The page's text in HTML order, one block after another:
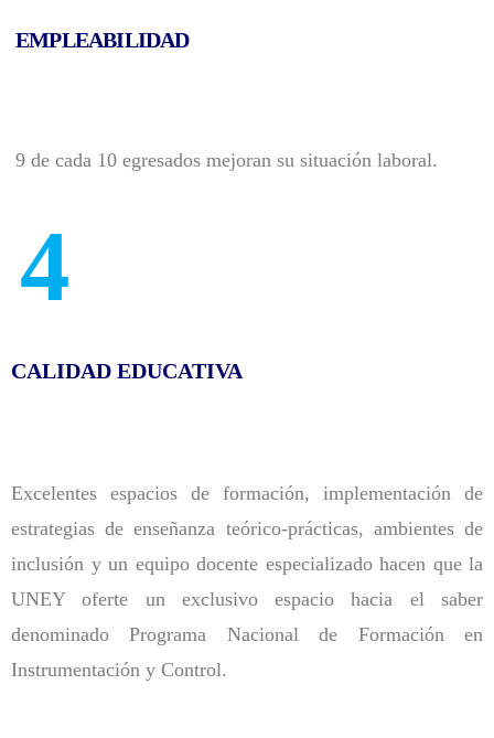
EMPLEABILIDAD
9 de cada 10 egresados mejoran su situación laboral.
4
CALIDAD EDUCATIVA
Excelentes espacios de formación, implementación de
estrategias de enseñanza teórico-prácticas, ambientes de
inclusión y un equipo docente especializado hacen que la
UNEY oferte un exclusivo espacio hacia el saber
denominado Programa Nacional de Formación en
Instrumentación y Control.